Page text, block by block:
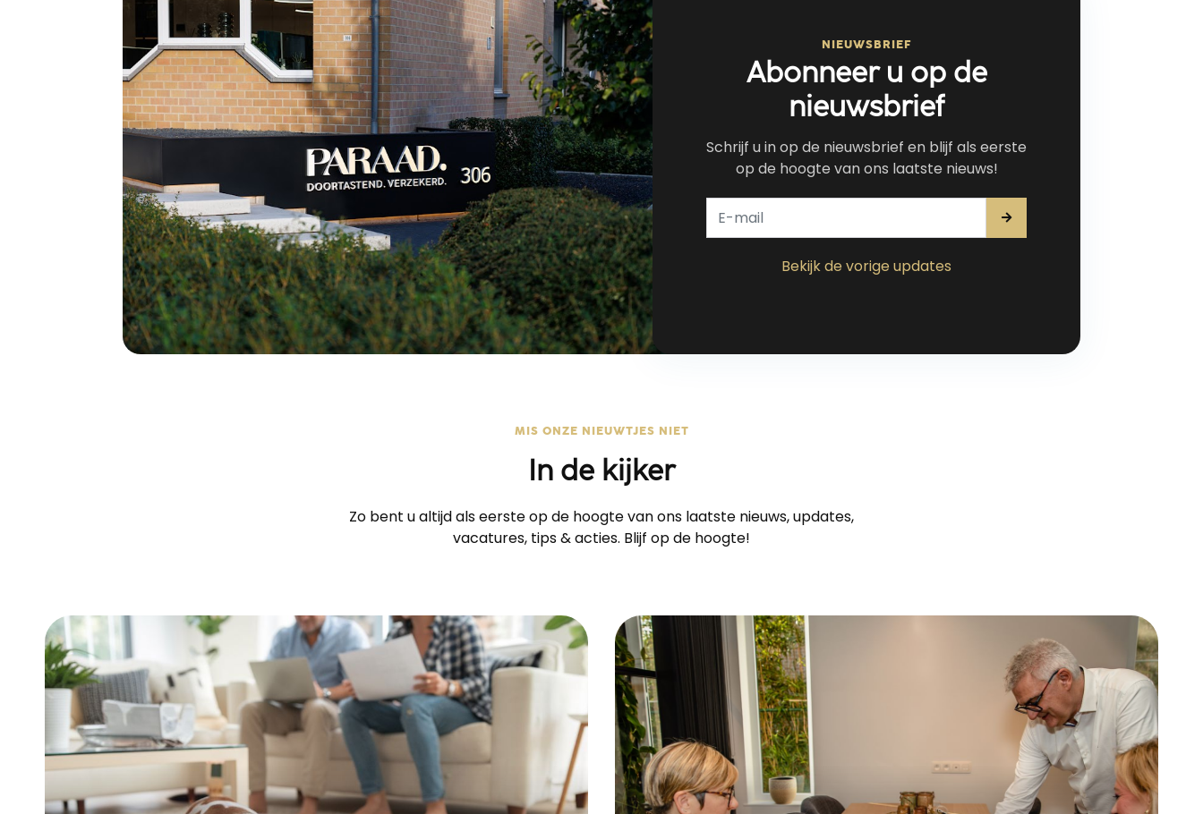
NIEUWSBRIEF
Abonneer u op de
nieuwsbrief
Schrijf u in op de nieuwsbrief en blijf als eerste
op de hoogte van ons laatste nieuws!
Bekijk de vorige updates
MIS ONZE NIEUWTJES NIET
In de kijker
Zo bent u altijd als eerste op de hoogte van ons laatste nieuws, updates,
vacatures, tips & acties. Blijf op de hoogte!